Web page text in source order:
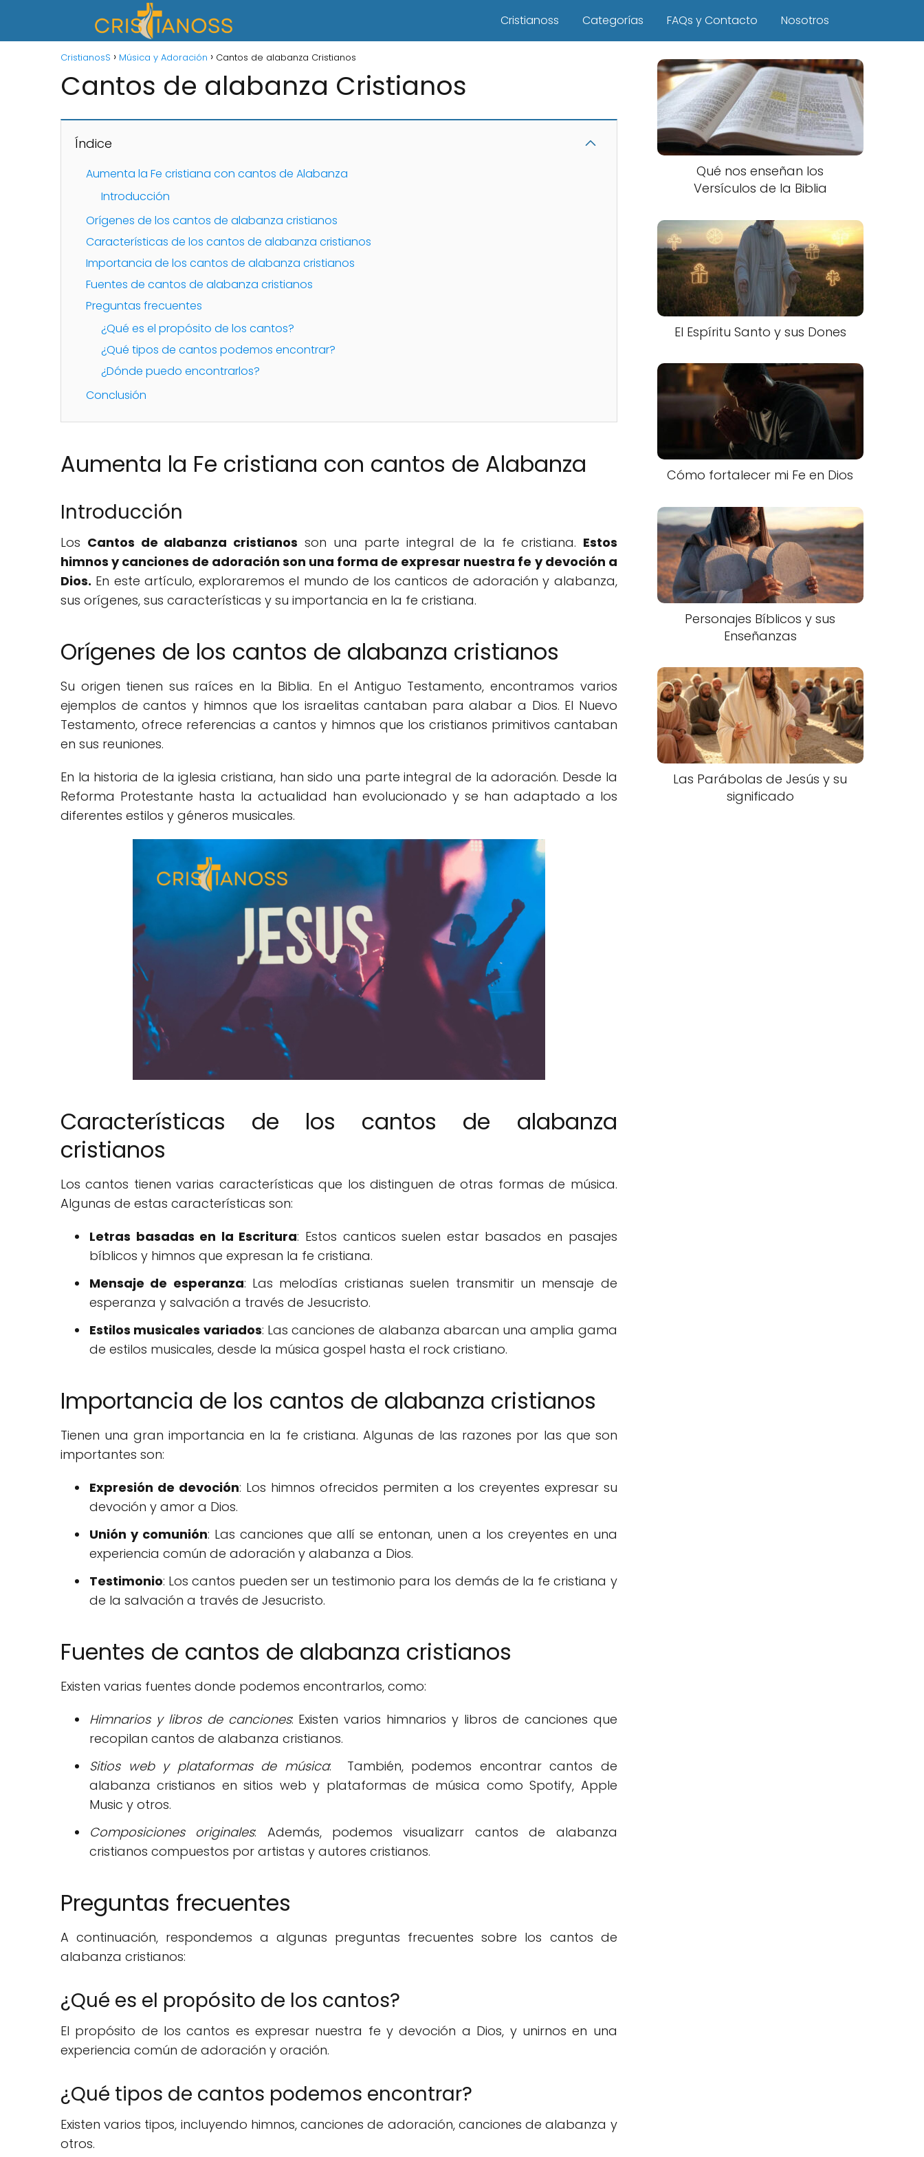
Cristianoss Categorías FAQs y Contacto Nosotros
CristianosS Música y Adoración Cantos de alabanza Cristianos
Cantos de alabanza Cristianos
Índice
Aumenta la Fe cristiana con cantos de Alabanza
Introducción
Orígenes de los cantos de alabanza cristianos
Características de los cantos de alabanza cristianos
Importancia de los cantos de alabanza cristianos
Fuentes de cantos de alabanza cristianos
Preguntas frecuentes
¿Qué es el propósito de los cantos?
¿Qué tipos de cantos podemos encontrar?
¿Dónde puedo encontrarlos?
Conclusión
Aumenta la Fe cristiana con cantos de Alabanza
Introducción
Los Cantos de alabanza cristianos son una parte integral de la fe cristiana. Estos
himnos y canciones de adoración son una forma de expresar nuestra fe y devoción a
Dios. En este artículo, exploraremos el mundo de los canticos de adoración y alabanza,
sus orígenes, sus características y su importancia en la fe cristiana.
Orígenes de los cantos de alabanza cristianos
Su origen tienen sus raíces en la Biblia. En el Antiguo Testamento, encontramos varios
ejemplos de cantos y himnos que los israelitas cantaban para alabar a Dios. El Nuevo
Testamento, ofrece referencias a cantos y himnos que los cristianos primitivos cantaban
en sus reuniones.
En la historia de la iglesia cristiana, han sido una parte integral de la adoración. Desde la
Reforma Protestante hasta la actualidad han evolucionado y se han adaptado a los
diferentes estilos y géneros musicales.
Características de los cantos de alabanza
cristianos
Los cantos tienen varias características que los distinguen de otras formas de música.
Algunas de estas características son:
Letras basadas en la Escritura: Estos canticos suelen estar basados en pasajes
bíblicos y himnos que expresan la fe cristiana.
Mensaje de esperanza: Las melodías cristianas suelen transmitir un mensaje de
esperanza y salvación a través de Jesucristo.
Estilos musicales variados: Las canciones de alabanza abarcan una amplia gama
de estilos musicales, desde la música gospel hasta el rock cristiano.
Importancia de los cantos de alabanza cristianos
Tienen una gran importancia en la fe cristiana. Algunas de las razones por las que son
importantes son:
Expresión de devoción: Los himnos ofrecidos permiten a los creyentes expresar su
devoción y amor a Dios.
Unión y comunión: Las canciones que allí se entonan, unen a los creyentes en una
experiencia común de adoración y alabanza a Dios.
Testimonio: Los cantos pueden ser un testimonio para los demás de la fe cristiana y
de la salvación a través de Jesucristo.
Fuentes de cantos de alabanza cristianos
Existen varias fuentes donde podemos encontrarlos, como:
Himnarios y libros de canciones: Existen varios himnarios y libros de canciones que
recopilan cantos de alabanza cristianos.
Sitios web y plataformas de música: También, podemos encontrar cantos de
alabanza cristianos en sitios web y plataformas de música como Spotify, Apple
Music y otros.
Composiciones originales: Además, podemos visualizarr cantos de alabanza
cristianos compuestos por artistas y autores cristianos.
Preguntas frecuentes
A continuación, respondemos a algunas preguntas frecuentes sobre los cantos de
alabanza cristianos:
¿Qué es el propósito de los cantos?
El propósito de los cantos es expresar nuestra fe y devoción a Dios, y unirnos en una
experiencia común de adoración y oración.
¿Qué tipos de cantos podemos encontrar?
Existen varios tipos, incluyendo himnos, canciones de adoración, canciones de alabanza y
otros.
Qué nos enseñan los
Versículos de la Biblia
El Espíritu Santo y sus Dones
Cómo fortalecer mi Fe en Dios
Personajes Bíblicos y sus
Enseñanzas
Las Parábolas de Jesús y su
significado